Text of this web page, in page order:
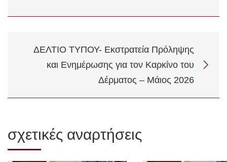
ΔΕΛΤΙΟ ΤΥΠΟΥ- Εκστρατεία Πρόληψης
και Ενημέρωσης για τον Καρκίνο του
Δέρματος – Μάιος 2026
σχετικές αναρτήσεις